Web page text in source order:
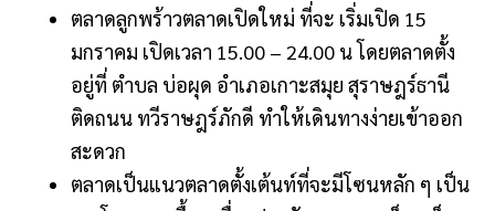
ตลาดลูกพร้าวตลาดเปิดใหม่ ที่จะ เริ่มเปิด 15
มกราคม เปิดเวลา 15.00 – 24.00 น โดยตลาดตั้ง
อยู่ที่ ตำบล บ่อผุด อำเภอเกาะสมุย สุราษฎร์ธานี
ติดถนน ทวีราษฎร์ภักดี ทำให้เดินทางง่ายเข้าออก
สะดวก
ตลาดเป็นแนวตลาดตั้งเต้นท์ที่จะมีโซนหลัก ๆ เป็น